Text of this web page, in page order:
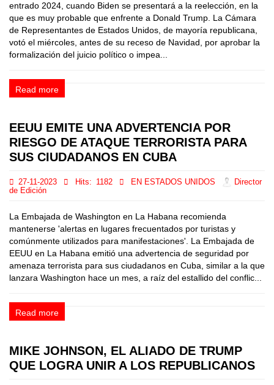
entrado 2024, cuando Biden se presentará a la reelección, en la
que es muy probable que enfrente a Donald Trump. La Cámara
de Representantes de Estados Unidos, de mayoría republicana,
votó el miércoles, antes de su receso de Navidad, por aprobar la
formalización del juicio político o impea...
Read more
EEUU EMITE UNA ADVERTENCIA POR
RIESGO DE ATAQUE TERRORISTA PARA
SUS CIUDADANOS EN CUBA
27-11-2023 Hits: 1182 EN ESTADOS UNIDOS
Director
de Edición
La Embajada de Washington en La Habana recomienda
mantenerse 'alertas en lugares frecuentados por turistas y
comúnmente utilizados para manifestaciones'. La Embajada de
EEUU en La Habana emitió una advertencia de seguridad por
amenaza terrorista para sus ciudadanos en Cuba, similar a la que
lanzara Washington hace un mes, a raíz del estallido del conflic...
Read more
MIKE JOHNSON, EL ALIADO DE TRUMP
QUE LOGRA UNIR A LOS REPUBLICANOS